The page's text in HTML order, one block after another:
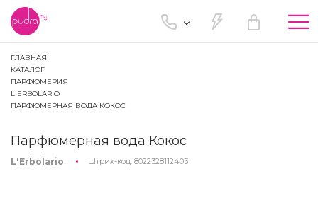
ГЛАВНАЯ
КАТАЛОГ
ПАРФЮМЕРИЯ
L'ERBOLARIO
ПАРФЮМЕРНАЯ ВОДА КОКОС
Парфюмерная вода Кокос
L'Erbolario Штрих-код: 8022328112403